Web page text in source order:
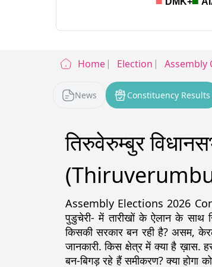
Home Election Assembly
News Constituency Results
तिरुवेरुम्बुर
Assembly Elections 2026
पुडुचेरी- में तारीखों के ऐलान के साथ
किसकी सरकार बन रही है? असम,
जानकारी. किस क्षेत्र में क्या है
बन-बिगड़ रहे हैं समीकरण? क्या होगा